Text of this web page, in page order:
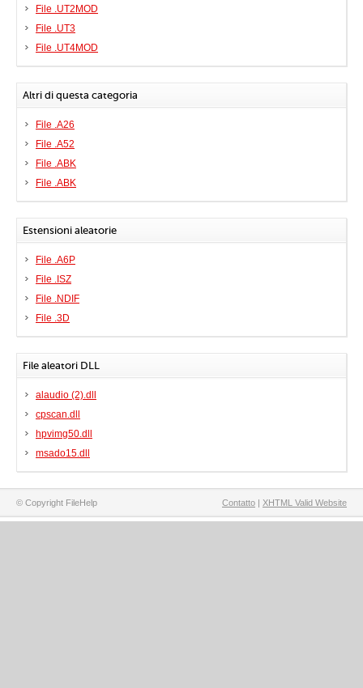
File .UT2MOD
File .UT3
File .UT4MOD
Altri di questa categoria
File .A26
File .A52
File .ABK
File .ABK
Estensioni aleatorie
File .A6P
File .ISZ
File .NDIF
File .3D
File aleatori DLL
alaudio (2).dll
cpscan.dll
hpvimg50.dll
msado15.dll
© Copyright FileHelp Contatto | XHTML Valid Website